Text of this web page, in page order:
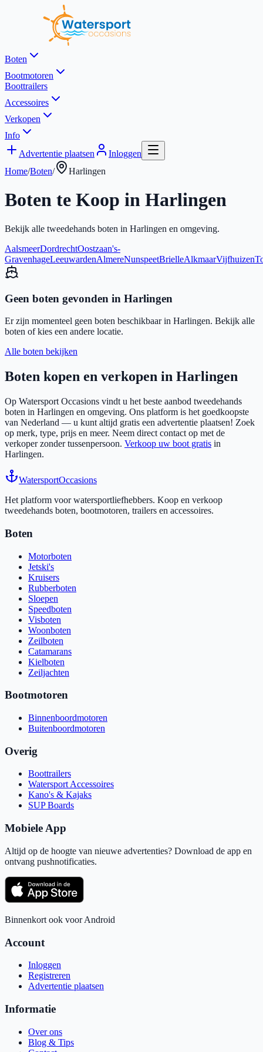
Boten
Bootmotoren
Boottrailers
Accessoires
Verkopen
Info
Advertentie plaatsen
Inloggen
Home/Boten/ Harlingen
Boten te Koop in Harlingen
Bekijk alle tweedehands boten in Harlingen en omgeving.
AalsmeerDordrechtOostzaan's-
GravenhageLeeuwardenAlmereNunspeetBrielleAlkmaarVijfhuizen
Geen boten gevonden in Harlingen
Er zijn momenteel geen boten beschikbaar in Harlingen. Bekijk alle
boten of kies een andere locatie.
Alle boten bekijken
Boten kopen en verkopen in Harlingen
Op Watersport Occasions vindt u het beste aanbod tweedehands
boten in Harlingen en omgeving. Ons platform is het goedkoopste
van Nederland — u kunt altijd gratis een advertentie plaatsen! Zoek
op merk, type, prijs en meer. Neem direct contact op met de
verkoper zonder tussenpersoon. Verkoop uw boot gratis in
Harlingen.
WatersportOccasions
Het platform voor watersportliefhebbers. Koop en verkoop
tweedehands boten, bootmotoren, trailers en accessoires.
Boten
Motorboten
Jetski's
Kruisers
Rubberboten
Sloepen
Speedboten
Visboten
Woonboten
Zeilboten
Catamarans
Kielboten
Zeiljachten
Bootmotoren
Binnenboordmotoren
Buitenboordmotoren
Overig
Boottrailers
Watersport Accessoires
Kano's & Kajaks
SUP Boards
Mobiele App
Altijd op de hoogte van nieuwe advertenties? Download de app en
ontvang pushnotificaties.
Binnenkort ook voor Android
Account
Inloggen
Registreren
Advertentie plaatsen
Informatie
Over ons
Blog & Tips